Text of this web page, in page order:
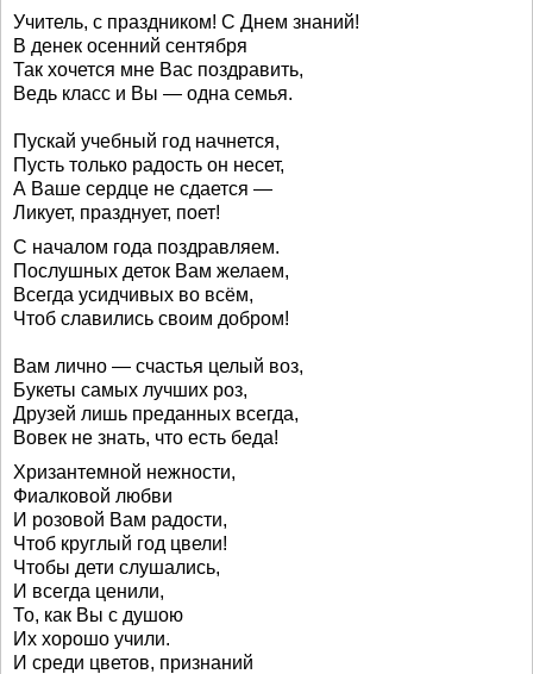
Учитель, с праздником! С Днем знаний!
В денек осенний сентября
Так хочется мне Вас поздравить,
Ведь класс и Вы — одна семья.
Пускай учебный год начнется,
Пусть только радость он несет,
А Ваше сердце не сдается —
Ликует, празднует, поет!
С началом года поздравляем.
Послушных деток Вам желаем,
Всегда усидчивых во всём,
Чтоб славились своим добром!
Вам лично — счастья целый воз,
Букеты самых лучших роз,
Друзей лишь преданных всегда,
Вовек не знать, что есть беда!
Хризантемной нежности,
Фиалковой любви
И розовой Вам радости,
Чтоб круглый год цвели!
Чтобы дети слушались,
И всегда ценили,
То, как Вы с душою
Их хорошо учили.
И среди цветов, признаний